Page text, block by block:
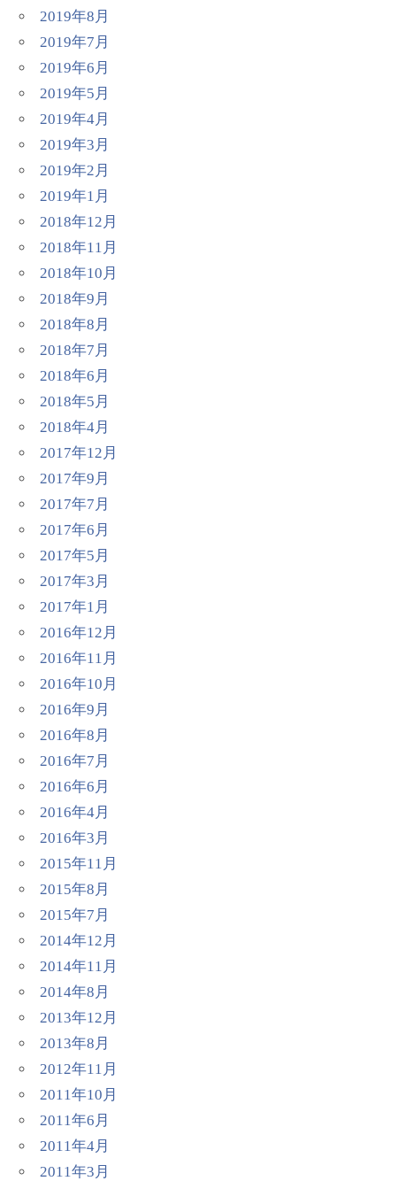
2019年8月
2019年7月
2019年6月
2019年5月
2019年4月
2019年3月
2019年2月
2019年1月
2018年12月
2018年11月
2018年10月
2018年9月
2018年8月
2018年7月
2018年6月
2018年5月
2018年4月
2017年12月
2017年9月
2017年7月
2017年6月
2017年5月
2017年3月
2017年1月
2016年12月
2016年11月
2016年10月
2016年9月
2016年8月
2016年7月
2016年6月
2016年4月
2016年3月
2015年11月
2015年8月
2015年7月
2014年12月
2014年11月
2014年8月
2013年12月
2013年8月
2012年11月
2011年10月
2011年6月
2011年4月
2011年3月